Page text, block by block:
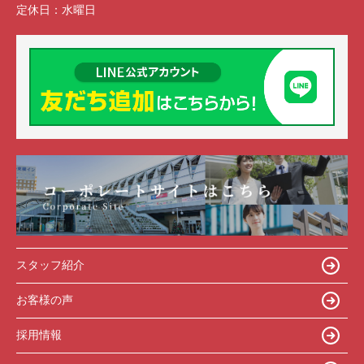
定休日： 水曜日
スタッフ紹介
お客様の声
採用情報